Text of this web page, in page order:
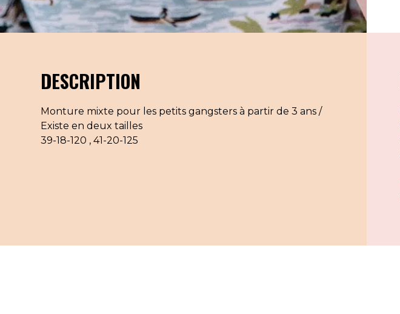
DESCRIPTION
Monture mixte pour les petits gangsters à partir de 3 ans /
Existe en deux tailles
39-18-120 , 41-20-125